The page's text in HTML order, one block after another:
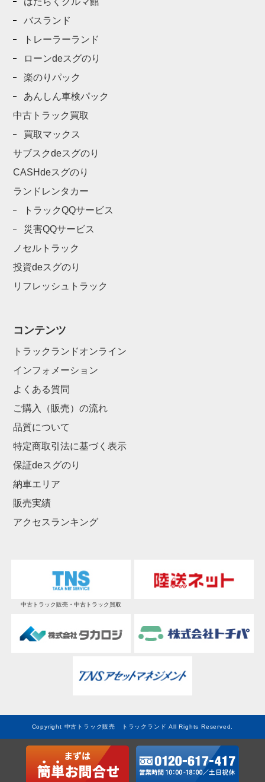
バスランド
トレーラーランド
ローンdeスグのり
楽のりパック
あんしん車検パック
中古トラック買取
買取マックス
サブスクdeスグのり
CASHdeスグのり
ランドレンタカー
トラックQQサービス
災害QQサービス
ノセルトラック
投資deスグのり
リフレッシュトラック
コンテンツ
トラックランドオンライン
インフォメーション
よくある質問
ご購入（販売）の流れ
品質について
特定商取引法に基づく表示
保証deスグのり
納車エリア
販売実績
アクセスランキング
中古トラック販売・中古トラック買取
Copyright 中古トラック販売 トラックランド All Rights Reserved.